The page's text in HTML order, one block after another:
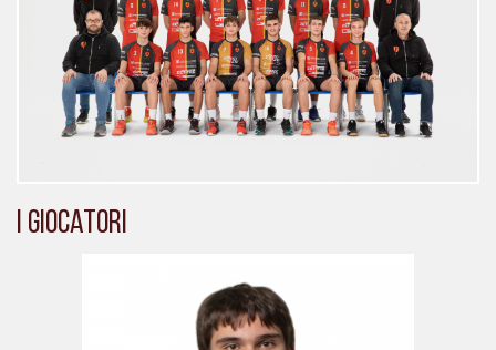
I giocatori